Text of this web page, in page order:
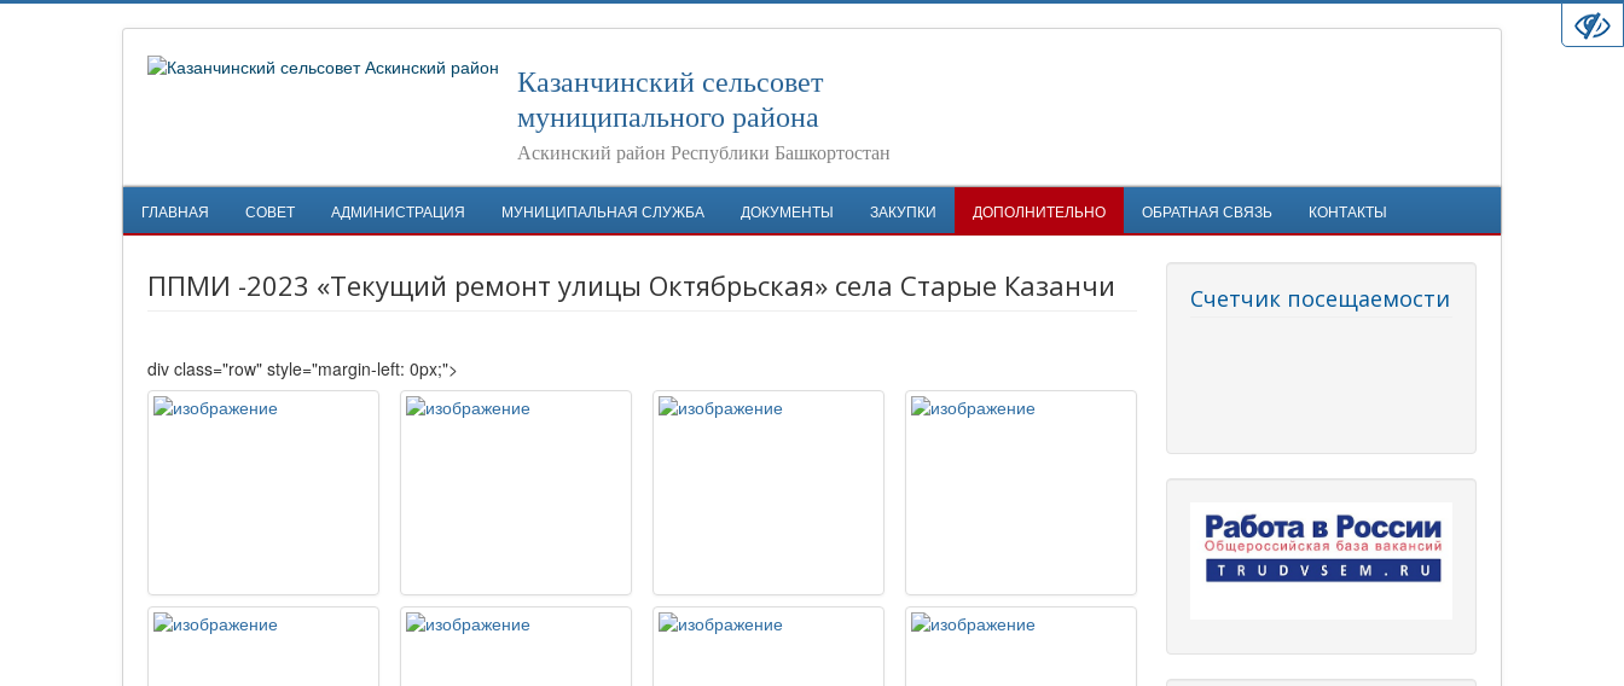
Казанчинский сельсовет
муниципального района
Аскинский район Республики Башкортостан
ГЛАВНАЯ СОВЕТ АДМИНИСТРАЦИЯ МУНИЦИПАЛЬНАЯ СЛУЖБА ДОКУМЕНТЫ ЗАКУПКИ ДОПОЛНИТЕЛЬНО ОБРАТНАЯ СВЯЗЬ КОНТАКТЫ
ППМИ -2023 «Текущий ремонт улицы Октябрьская» села Старые Казанчи
div class="row" style="margin-left: 0px;">
Счетчик посещаемости